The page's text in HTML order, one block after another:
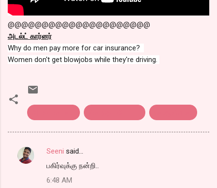
@@@@@@@@@@@@@@@@@@@@@
அடல்ட் கார்னர்
Why do men pay more for car insurance?
Women don't get blowjobs while they're driving.
C
Seeni said…
பகிர்வுக்கு நன்றி..
6:48 AM